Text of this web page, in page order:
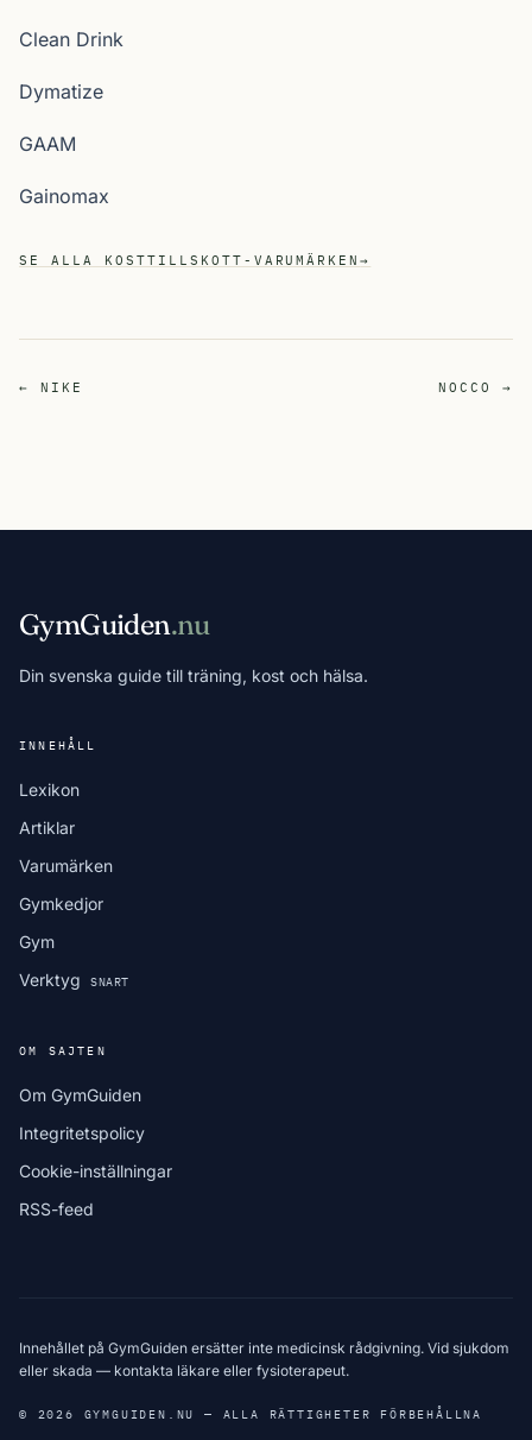
Clean Drink
Dymatize
GAAM
Gainomax
SE ALLA KOSTTILLSKOTT-VARUMÄRKEN→
← NIKE NOCCO →
GymGuiden.nu
Din svenska guide till träning, kost och hälsa.
INNEHÅLL
Lexikon
Artiklar
Varumärken
Gymkedjor
Gym
Verktyg
SNART
OM SAJTEN
Om GymGuiden
Integritetspolicy
Cookie-inställningar
RSS-feed
Innehållet på GymGuiden ersätter inte medicinsk rådgivning. Vid sjukdom
eller skada — kontakta läkare eller fysioterapeut.
© 2026 GYMGUIDEN.NU — ALLA RÄTTIGHETER FÖRBEHÅLLNA